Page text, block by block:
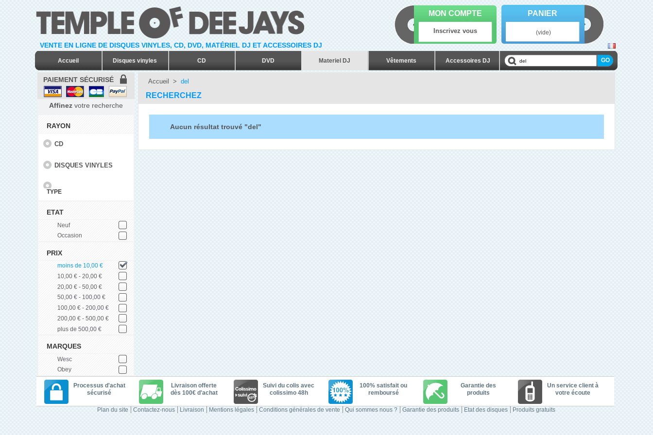
VENTE EN LIGNE DE DISQUES VINYLES, CD, DVD, MATÉRIEL DJ ET ACCESSOIRES DJ
Accueil Disques vinyles CD DVD Materiel DJ Vêtements Accessoires DJ
MON COMPTE
Inscrivez vous
PANIER
(vide)
PAIEMENT SÉCURISÉ
Affinez votre recherche
RAYON
CD
DISQUES VINYLES
TYPE
ETAT
Neuf
Occasion
PRIX
moins de 10,00 €
10,00 € - 20,00 €
20,00 € - 50,00 €
50,00 € - 100,00 €
100,00 € - 200,00 €
200,00 € - 500,00 €
plus de 500,00 €
MARQUES
Wesc
Obey
Accueil > del
RECHERCHEZ
Aucun résultat trouvé "del"
Processus d'achat
sécurisé
Livraison offerte
dès 100€ d'achat
Suivi du colis avec
colissimo 48h
100% satisfait ou
remboursé
Garantie des
produits
Un service client à
votre écoute
Plan du site Contactez-nous Livraison Mentions légales Conditions générales de vente Qui sommes nous ? Garantie des produits Etat des disques Produits gratuits